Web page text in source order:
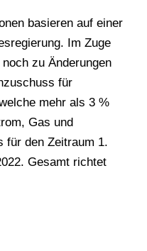
basieren auf einer
Im Zuge
zu Änderungen
für
mehr als 3 %
Gas und
für den Zeitraum 1.
Gesamt richtet